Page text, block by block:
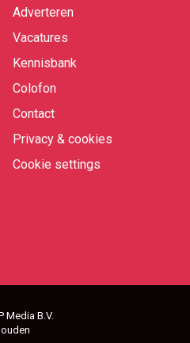
Adverteren
Vacatures
Kennisbank
Colofon
Contact
Privacy & cookies
Cookie settings
Media B.V.